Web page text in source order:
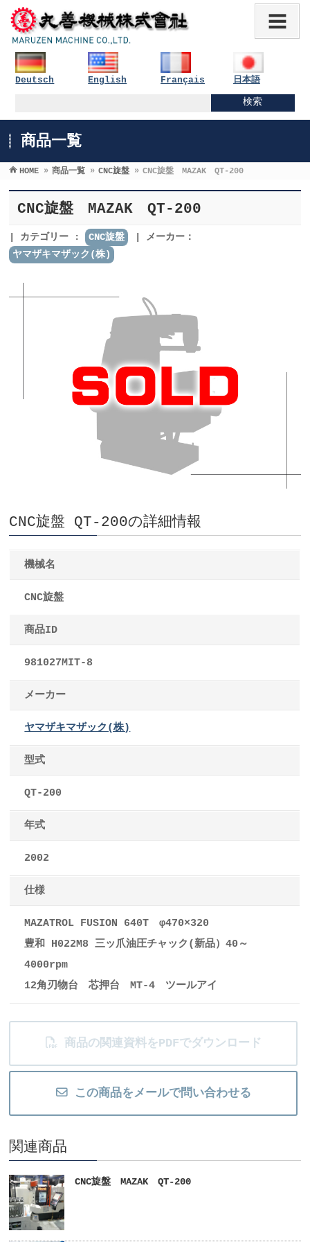
Deutsch English Français 日本語
商品一覧
HOME » 商品一覧 » CNC旋盤 » CNC旋盤 MAZAK QT-200
CNC旋盤 MAZAK QT-200
カテゴリー : CNC旋盤
メーカー：
ヤマザキマザック(株)
CNC旋盤 QT-200の詳細情報
機械名
CNC旋盤
商品ID
981027MIT-8
メーカー
ヤマザキマザック(株)
型式
QT-200
年式
2002
仕様
MAZATROL FUSION 640T φ470×320
豊和 H022M8 三ッ爪油圧チャック(新品）40～
4000rpm
12角刃物台 芯押台 MT-4 ツールアイ
商品の関連資料をPDFでダウンロード
この商品をメールで問い合わせる
関連商品
CNC旋盤 MAZAK QT-200